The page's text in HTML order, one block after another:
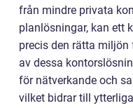
från mindre privata
planlösningar, kan ett
precis den rätta
av dessa
för nätverkande och
vilket bidrar till